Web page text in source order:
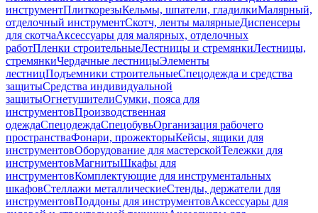
инструментПлиткорезыКельмы, шпатели, гладилкиМалярный,
отделочный инструментСкотч, ленты малярныеДиспенсеры
для скотчаАксессуары для малярных, отделочных
работПленки строительныеЛестницы и стремянкиЛестницы,
стремянкиЧердачные лестницыЭлементы
лестницПодъемники строительныеСпецодежда и средства
защитыСредства индивидуальной
защитыОгнетушителиСумки, пояса для
инструментовПроизводственная
одеждаСпецодеждаСпецобувьОрганизация рабочего
пространстваФонари, прожекторыКейсы, ящики для
инструментовОборудование для мастерскойТележки для
инструментовМагнитыШкафы для
инструментовКомплектующие для инструментальных
шкафовСтеллажи металлическиеСтенды, держатели для
инструментовПоддоны для инструментовАксессуары для